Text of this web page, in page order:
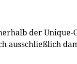
der
ausschließlich